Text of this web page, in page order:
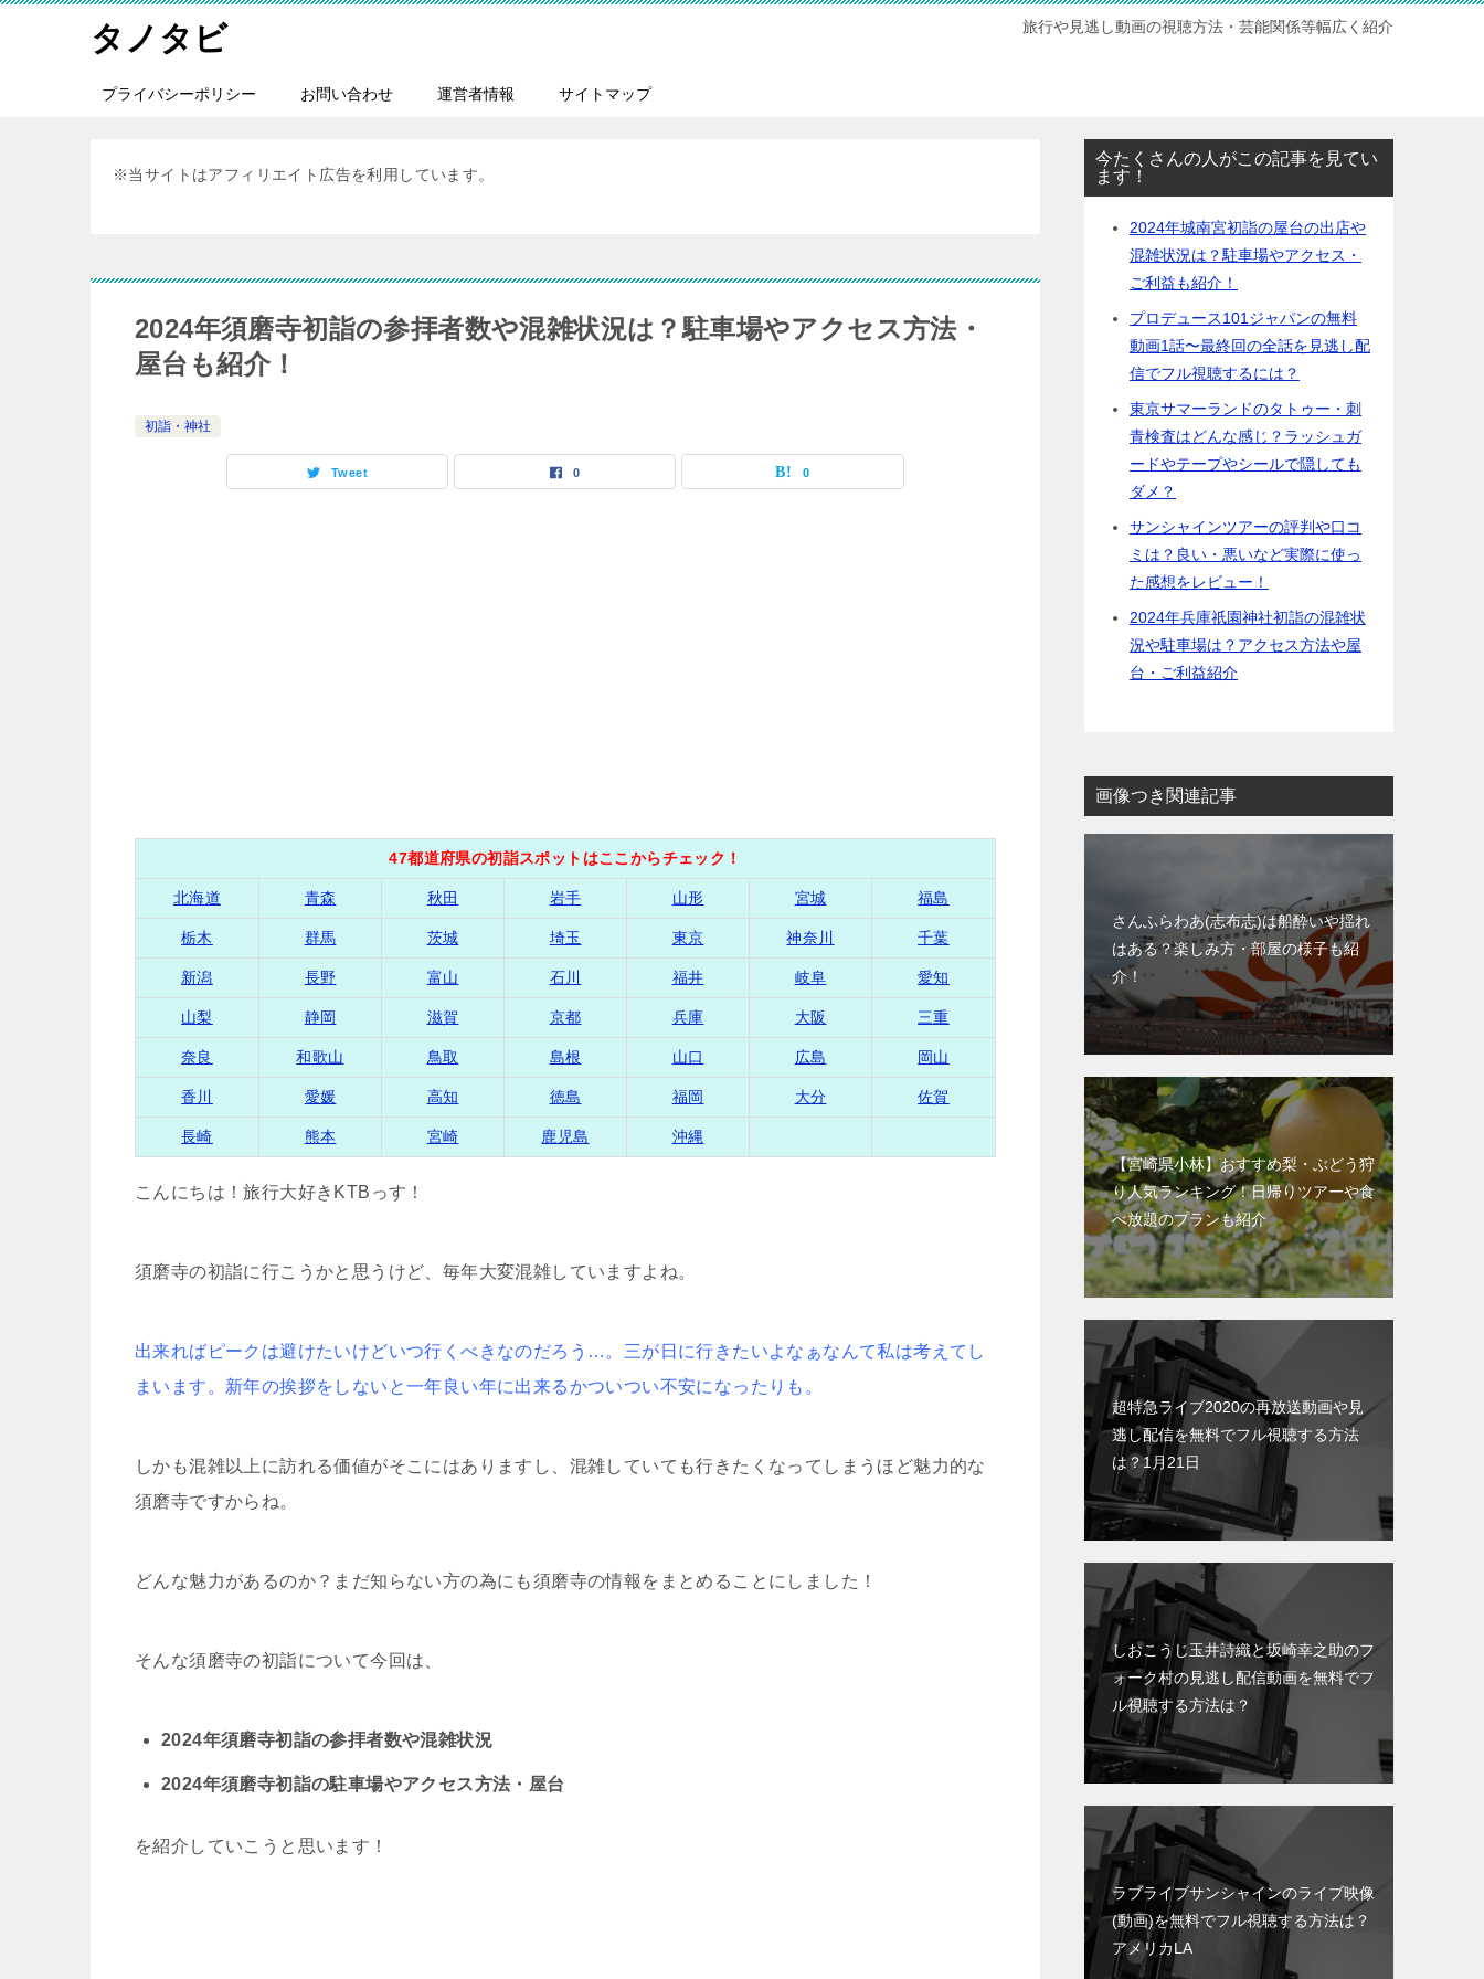
タノタビ 旅行や見逃し動画の視聴方法・芸能関係等幅広く紹介
プライバシーポリシー お問い合わせ 運営者情報 サイトマップ
※当サイトはアフィリエイト広告を利用しています。
2024年須磨寺初詣の参拝者数や混雑状況は？駐車場やアクセス方法・
屋台も紹介！
初詣・神社
Tweet 0 0
47都道府県の初詣スポットはここからチェック！
北海道 青森 秋田 岩手 山形 宮城 福島
栃木 群馬 茨城 埼玉 東京 神奈川 千葉
新潟 長野 富山 石川 福井 岐阜 愛知
山梨 静岡 滋賀 京都 兵庫 大阪 三重
奈良 和歌山 鳥取 島根 山口 広島 岡山
香川 愛媛 高知 徳島 福岡 大分 佐賀
長崎 熊本 宮崎 鹿児島 沖縄
こんにちは！旅行大好きKTBっす！
須磨寺の初詣に行こうかと思うけど、毎年大変混雑していますよね。
出来ればピークは避けたいけどいつ行くべきなのだろう…。三が日に行きたいよなぁなんて私は考えてし
まいます。新年の挨拶をしないと一年良い年に出来るかついつい不安になったりも。
しかも混雑以上に訪れる価値がそこにはありますし、混雑していても行きたくなってしまうほど魅力的な
須磨寺ですからね。
どんな魅力があるのか？まだ知らない方の為にも須磨寺の情報をまとめることにしました！
そんな須磨寺の初詣について今回は、
2024年須磨寺初詣の参拝者数や混雑状況
2024年須磨寺初詣の駐車場やアクセス方法・屋台
を紹介していこうと思います！
今たくさんの人がこの記事を見てい
ます！
2024年城南宮初詣の屋台の出店や
混雑状況は？駐車場やアクセス・
ご利益も紹介！
プロデュース101ジャパンの無料
動画1話〜最終回の全話を見逃し配
信でフル視聴するには？
東京サマーランドのタトゥー・刺
青検査はどんな感じ？ラッシュガ
ードやテープやシールで隠しても
ダメ？
サンシャインツアーの評判や口コ
ミは？良い・悪いなど実際に使っ
た感想をレビュー！
2024年兵庫祇園神社初詣の混雑状
況や駐車場は？アクセス方法や屋
台・ご利益紹介
画像つき関連記事
さんふらわあ(志布志)は船酔いや揺れ
はある？楽しみ方・部屋の様子も紹
介！
【宮崎県小林】おすすめ梨・ぶどう狩
り人気ランキング！日帰りツアーや食
べ放題のプランも紹介
超特急ライブ2020の再放送動画や見
逃し配信を無料でフル視聴する方法
は？1月21日
しおこうじ玉井詩織と坂崎幸之助のフ
ォーク村の見逃し配信動画を無料でフ
ル視聴する方法は？
ラブライブサンシャインのライブ映像
(動画)を無料でフル視聴する方法は？
アメリカLA